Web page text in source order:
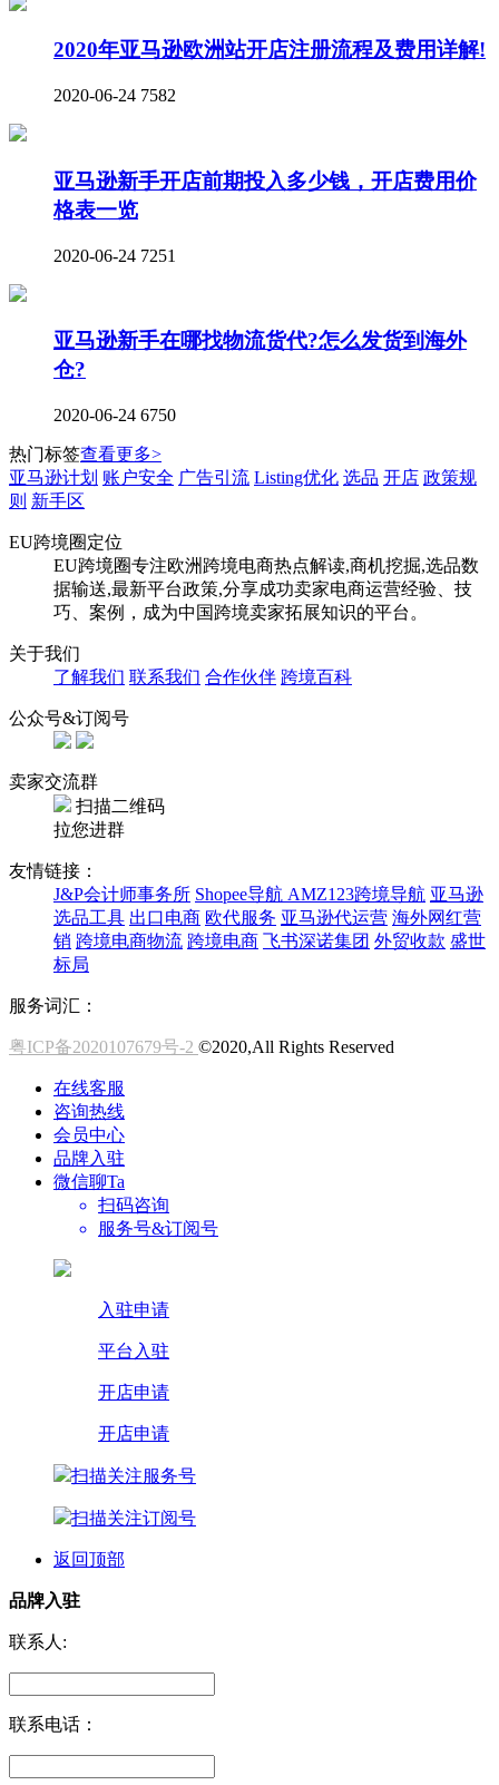
2020年亚马逊欧洲站开店注册流程及费用详解!
2020-06-24 7582
亚马逊新手开店前期投入多少钱，开店费用价
格表一览
2020-06-24 7251
亚马逊新手在哪找物流货代?怎么发货到海外
仓?
2020-06-24 6750
热门标签查看更多>
亚马逊计划 账户安全 广告引流 Listing优化 选品 开店 政策规
则 新手区
EU跨境圈定位
EU跨境圈专注欧洲跨境电商热点解读,商机挖掘,选品数
据输送,最新平台政策,分享成功卖家电商运营经验、技
巧、案例，成为中国跨境卖家拓展知识的平台。
关于我们
了解我们 联系我们 合作伙伴 跨境百科
公众号&订阅号
卖家交流群
扫描二维码
拉您进群
友情链接：
J&P会计师事务所 Shopee导航 AMZ123跨境导航 亚马逊
选品工具 出口电商 欧代服务 亚马逊代运营 海外网红营
销 跨境电商物流 跨境电商 飞书深诺集团 外贸收款 盛世
标局
服务词汇：
粤ICP备2020107679号-2 ©2020,All Rights Reserved
在线客服
咨询热线
会员中心
品牌入驻
微信聊Ta
扫码咨询
服务号&订阅号
入驻申请
平台入驻
开店申请
开店申请
扫描关注服务号
扫描关注订阅号
返回顶部
品牌入驻
联系人:
联系电话：